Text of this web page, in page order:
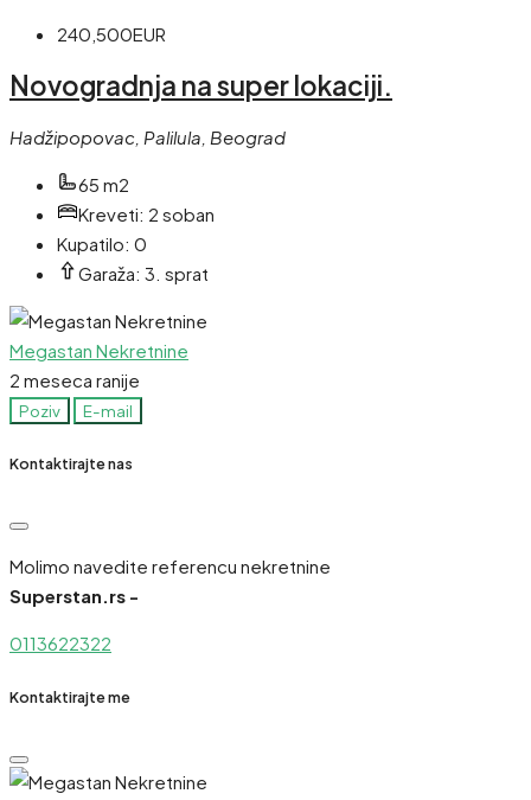
240,500EUR
Novogradnja na super lokaciji.
Hadžipopovac, Palilula, Beograd
65 m2
Kreveti: 2 soban
Kupatilo: 0
Garaža: 3. sprat
Megastan Nekretnine
2 meseca ranije
Poziv E-mail
Kontaktirajte nas
Molimo navedite referencu nekretnine
Superstan.rs -
0113622322
Kontaktirajte me